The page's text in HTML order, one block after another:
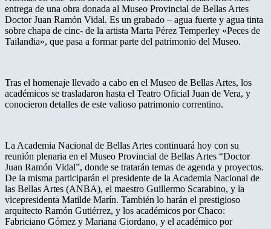
entrega de una obra donada al Museo Provincial de Bellas Artes
Doctor Juan Ramón Vidal. Es un grabado – agua fuerte y agua tinta
sobre chapa de cinc- de la artista Marta Pérez Temperley «Peces de
Tailandia», que pasa a formar parte del patrimonio del Museo.
Tras el homenaje llevado a cabo en el Museo de Bellas Artes, los
académicos se trasladaron hasta el Teatro Oficial Juan de Vera, y
conocieron detalles de este valioso patrimonio correntino.
La Academia Nacional de Bellas Artes continuará hoy con su
reunión plenaria en el Museo Provincial de Bellas Artes “Doctor
Juan Ramón Vidal”, donde se tratarán temas de agenda y proyectos.
De la misma participarán el presidente de la Academia Nacional de
las Bellas Artes (ANBA), el maestro Guillermo Scarabino, y la
vicepresidenta Matilde Marín. También lo harán el prestigioso
arquitecto Ramón Gutiérrez, y los académicos por Chaco:
Fabriciano Gómez y Mariana Giordano, y el académico por